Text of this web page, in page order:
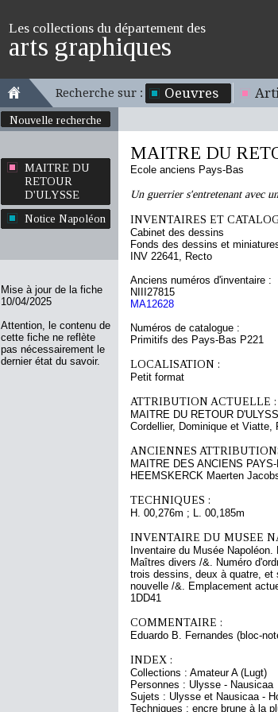
Les collections du département des
arts graphiques
Recherche sur : Oeuvres
Nouvelle recherche
MAITRE DU
RETOUR
D'ULYSSE
Notice Napoléon
Mise à jour de la fiche
10/04/2025
Attention, le contenu de
cette fiche ne reflète
pas nécessairement le
dernier état du savoir.
MAITRE DU
Ecole anciens Pays-Bas
Un guerrier s'entretenant avec
INVENTAIRES ET
Cabinet des dessins
Fonds des dessins et
INV 22641, Recto
Anciens numéros d'inventaire :
NIII27815
MA12628
Numéros de catalogue :
Primitifs des Pays-Bas P221
LOCALISATION :
Petit format
ATTRIBUTION ACTUELLE :
MAITRE DU RETOUR
Cordellier, Dominique et Viatte,
ANCIENNES
MAITRE DES ANCIENS
HEEMSKERCK Maerten
TECHNIQUES :
H. 00,276m ; L. 00,185m
INVENTAIRE DU MUSEE
Inventaire du Musée
Maîtres divers /&. Numéro
trois dessins, deux à quatre, et
nouvelle /&. Emplacement
1DD41
COMMENTAIRE :
Eduardo B. Fernandes (bloc-
INDEX :
Collections : Amateur A (Lugt)
Personnes : Ulysse - Nausicaa
Sujets : Ulysse et Nausicaa -
Techniques : encre brune à la